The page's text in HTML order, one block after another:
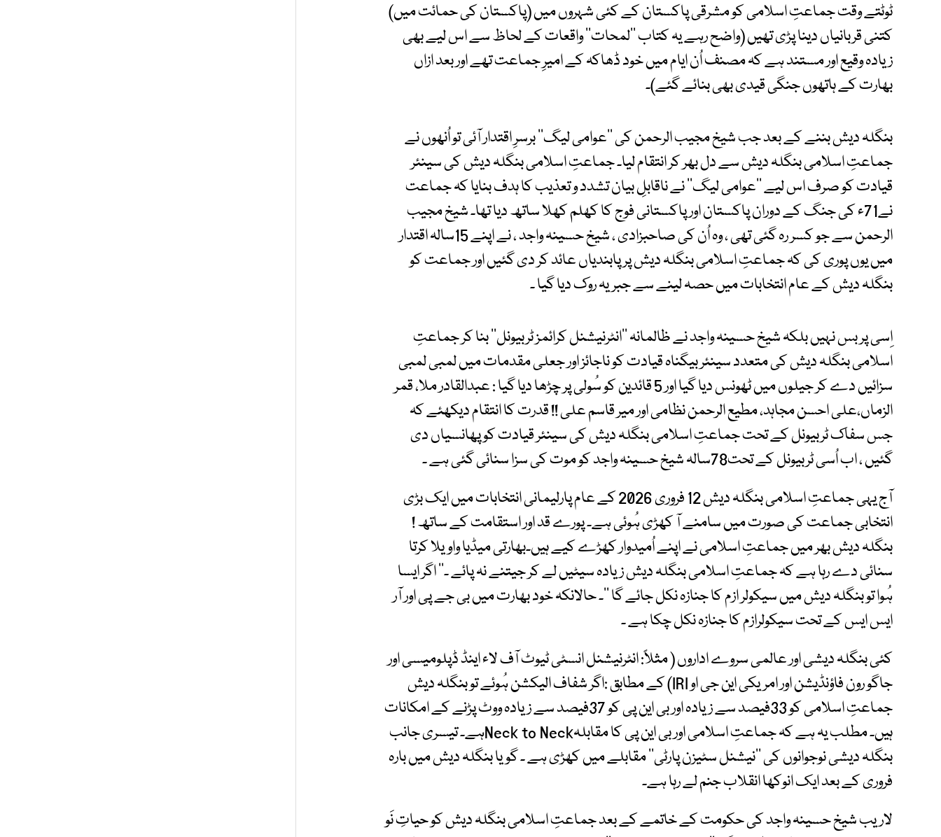
ٹوٹتے وقت جماعتِ اسلامی کو مشرقی پاکستان کے کئی شہروں میں (پاکستان کی حمائت میں)
کتنی قربانیاں دینا پڑی تھیں (واضح رہے یہ کتاب ’’لمحات‘‘ واقعات کے لحاظ سے اس لیے بھی
زیادہ وقیع اور مستند ہے کہ مصنف اُن ایام میں خود ڈھاکہ کے امیرِ جماعت تھے اور بعد ازاں
بھارت کے ہاتھوں جنگی قیدی بھی بنائے گئے)۔
بنگلہ دیش بننے کے بعد جب شیخ مجیب الرحمن کی ’’عوامی لیگ‘‘ برسرِ اقتدار آئی تو اُنھوں نے
جماعتِ اسلامی بنگلہ دیش سے دل بھر کر انتقام لیا۔ جماعتِ اسلامی بنگلہ دیش کی سینئر
قیادت کو صرف اس لیے ’’عوامی لیگ‘‘ نے ناقابلِ بیان تشدد و تعذیب کا ہدف بنایا کہ جماعت
نے71ء کی جنگ کے دوران پاکستان اور پاکستانی فوج کا کھلم کھلا ساتھ دیا تھا۔ شیخ مجیب
الرحمن سے جو کسر رہ گئی تھی ، وہ اُن کی صاحبزادی ، شیخ حسینہ واجد ، نے اپنے 15سالہ اقتدار
میں یوں پوری کی کہ جماعتِ اسلامی بنگلہ دیش پر پابندیاں عائد کر دی گئیں اور جماعت کو
بنگلہ دیش کے عام انتخابات میں حصہ لینے سے جبریہ روک دیا گیا ۔
اِسی پر بس نہیں بلکہ شیخ حسینہ واجد نے ظالمانہ ’’انٹرنیشنل کرائمز ٹربیونل‘‘ بنا کر جماعتِ
اسلامی بنگلہ دیش کی متعدد سینئر بیگناہ قیادت کو ناجائز اور جعلی مقدمات میں لمبی لمبی
سزائیں دے کر جیلوں میں ٹھونس دیا گیا اور 5 قائدین کو سُولی پر چڑھا دیا گیا : عبدالقادر ملا، قمر
الزماں،علی احسن مجاہد، مطیع الرحمن نظامی اور میر قاسم علی !! قدرت کا انتقام دیکھئے کہ
جس سفاک ٹربیونل کے تحت جماعتِ اسلامی بنگلہ دیش کی سینئر قیادت کو پھانسیاں دی
گئیں ، اب اُسی ٹربیونل کے تحت78سالہ شیخ حسینہ واجد کو موت کی سزا سنائی گئی ہے ۔
آج یہی جماعتِ اسلامی بنگلہ دیش 12 فروری 2026 کے عام پارلیمانی انتخابات میں ایک بڑی
انتخابی جماعت کی صورت میں سامنے آ کھڑی ہُوئی ہے۔ پورے قد اور استقامت کے ساتھ !
بنگلہ دیش بھر میں جماعتِ اسلامی نے اپنے اُمیدوار کھڑے کیے ہیں۔بھارتی میڈیا واویلا کرتا
سنائی دے رہا ہے کہ جماعتِ اسلامی بنگلہ دیش زیادہ سیٹیں لے کر جیتنے نہ پائے ۔’’ اگر ایسا
ہُوا تو بنگلہ دیش میں سیکولر ازم کا جنازہ نکل جائے گا ‘‘۔ حالانکہ خود بھارت میں بی جے پی اور آر
ایس ایس کے تحت سیکولرازم کا جنازہ نکل چکا ہے ۔
کئی بنگلہ دیشی اور عالمی سروے اداروں ( مثلاً: انٹرنیشنل انسٹی ٹیوٹ آف لاء اینڈ ڈپلومیسی اور
جاگو رون فاؤنڈیشن اور امریکی این جی او IRI) کے مطابق :اگر شفاف الیکشن ہُوئے تو بنگلہ دیش
جماعتِ اسلامی کو 33فیصد سے زیادہ اور بی این پی کو 37فیصد سے زیادہ ووٹ پڑنے کے امکانات
ہیں۔ مطلب یہ ہے کہ جماعتِ اسلامی اور بی این پی کا مقابلہNeck to Neckہے۔ تیسری جانب
بنگلہ دیشی نوجوانوں کی ’’نیشنل سٹیزن پارٹی‘‘ مقابلے میں کھڑی ہے ۔ گویا بنگلہ دیش میں بارہ
فروری کے بعد ایک انوکھا انقلاب جنم لے رہا ہے۔
لاریب شیخ حسینہ واجد کی حکومت کے خاتمے کے بعد جماعتِ اسلامی بنگلہ دیش کو حیاتِ نَو